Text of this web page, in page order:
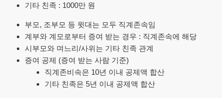
기타 친족 : 1000만 원
부모, 조부모 등 윗대는 모두 직계존속임
계부와 계모로부터 증여 받는 경우 : 직계존속에 해당
시부모와 며느리/사위는 기타 친족 관계
증여 공제 (증여 받는 사람 기준)
직계존비속은 10년 이내 공제액 합산
기타 친족은 5년 이내 공제액 합산